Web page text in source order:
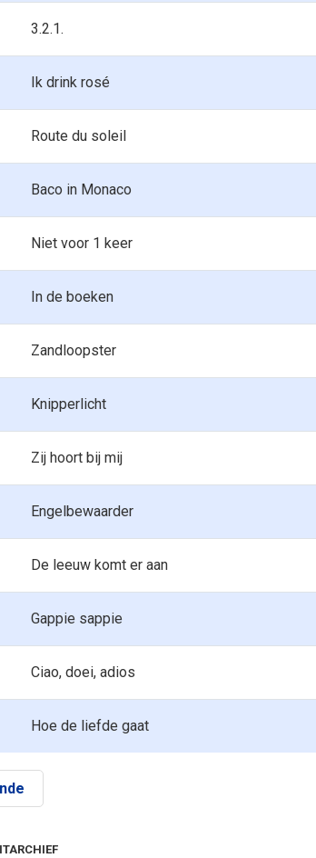
3.2.1.
Ik drink rosé
Route du soleil
Baco in Monaco
Niet voor 1 keer
In de boeken
Zandloopster
Knipperlicht
Zij hoort bij mij
Engelbewaarder
De leeuw komt er aan
Gappie sappie
Ciao, doei, adios
Hoe de liefde gaat